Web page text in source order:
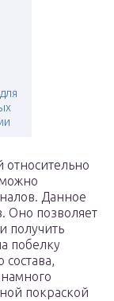
относительно
Данное
Оно позволяет
получить
побелку
покраской